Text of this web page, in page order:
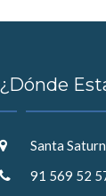
¿Dónde
Santa
91 569 52